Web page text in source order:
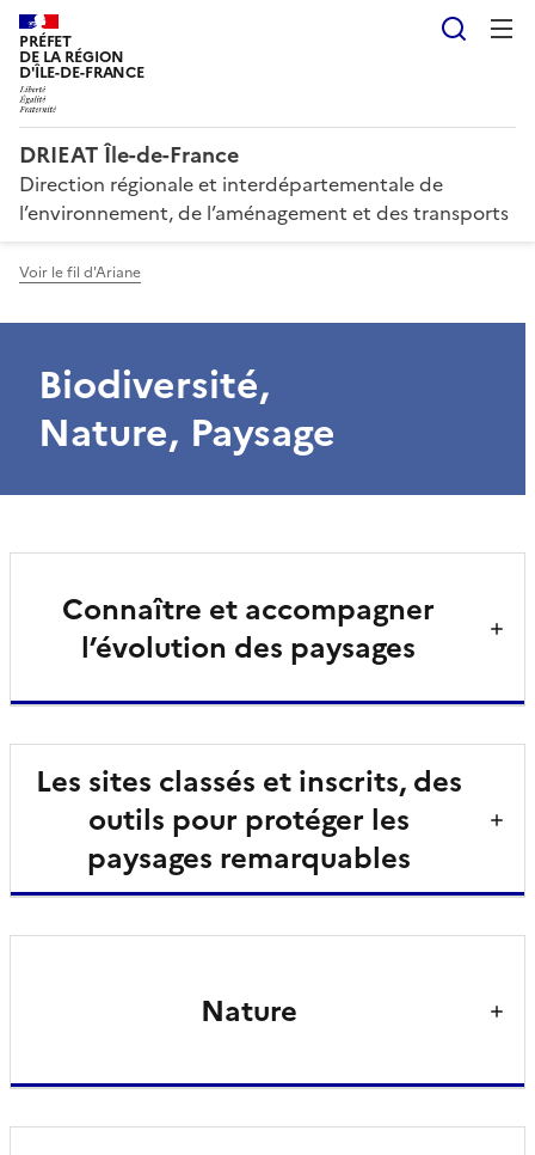
PRÉFET
DE LA RÉGION
D'ÎLE-DE-FRANCE
DRIEAT Île-de-France
Direction régionale et interdépartementale de
l’environnement, de l’aménagement et des transports
Voir le fil d'Ariane
Biodiversité,
Nature, Paysage
Connaître et accompagner
l’évolution des paysages
Les sites classés et inscrits, des
outils pour protéger les
paysages remarquables
Nature